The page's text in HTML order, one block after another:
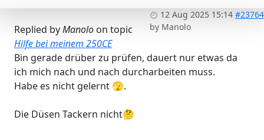
12 Aug 2025 15:14 #23764
by Manolo
Replied byManoloon topic
Hilfe bei meinem 250CE
Bin gerade drüber zu prüfen, dauert nur etwas da
ich mich nach und nach durcharbeiten muss.
Habe es nicht gelernt 🫣.
Die Düsen Tackern nicht🤔